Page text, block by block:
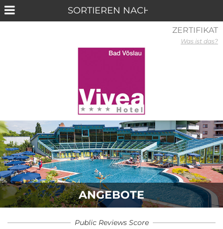
ANGEBOTE
Public Reviews Score
ZERTIFIKAT
Was ist das?